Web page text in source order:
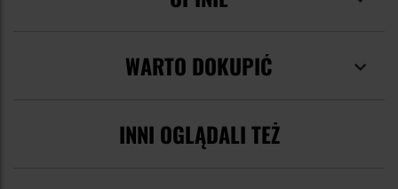
WARTO DOKUPIĆ
INNI OGLĄDALI TEŻ